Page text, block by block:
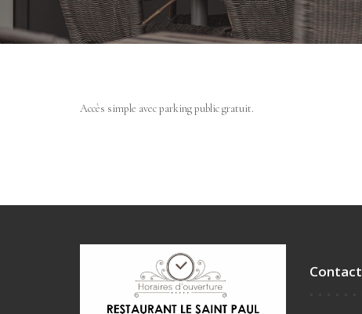
Accès simple avec parking public gratuit.
Contact